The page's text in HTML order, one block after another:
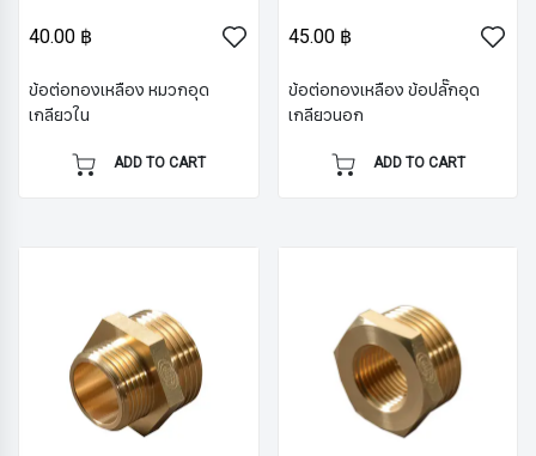
40.00 ฿
ข้อต่อทองเหลือง หมวกอุด
เกลียวใน
ADD TO CART
45.00 ฿
ข้อต่อทองเหลือง ข้อปลั๊กอุด
เกลียวนอก
ADD TO CART